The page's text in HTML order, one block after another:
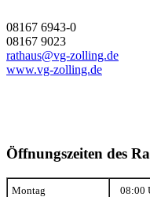
08167 6943-0
08167 9023
rathaus@vg-zolling.de
www.vg-zolling.de
Öffnungszeiten des
Montag 08:00